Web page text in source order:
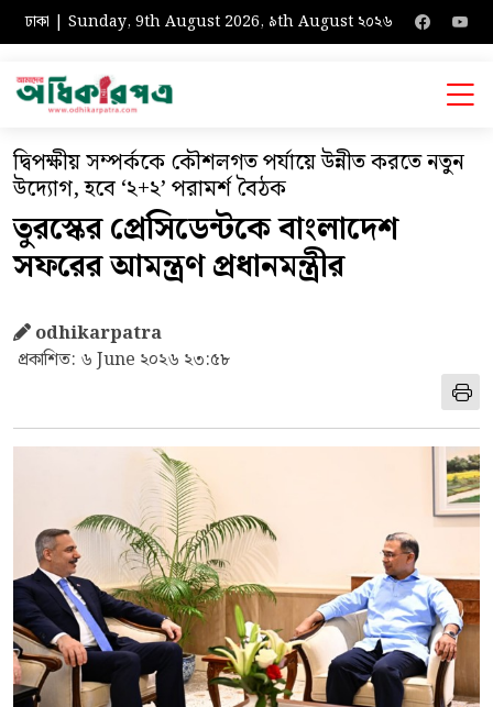
ঢাকা | Sunday, 9th August 2026, ৯th August ২০২৬
দ্বিপক্ষীয় সম্পর্ককে কৌশলগত পর্যায়ে উন্নীত করতে নতুন
উদ্যোগ, হবে ‘২+২’ পরামর্শ বৈঠক
তুরস্কের প্রেসিডেন্টকে বাংলাদেশ
সফরের আমন্ত্রণ প্রধানমন্ত্রীর
odhikarpatra
প্রকাশিত: ৬ June ২০২৬ ২৩:৫৮